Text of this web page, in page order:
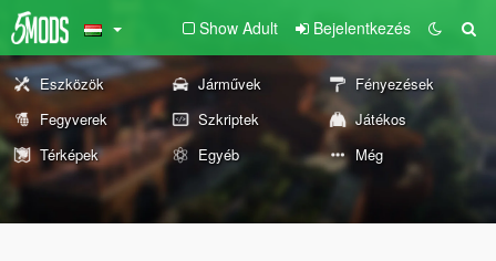
Show Adult Bejelentkezés
Eszközök Járművek
Fényezések
Fegyverek
Szkriptek
Játékos
Térképek
Egyéb Még